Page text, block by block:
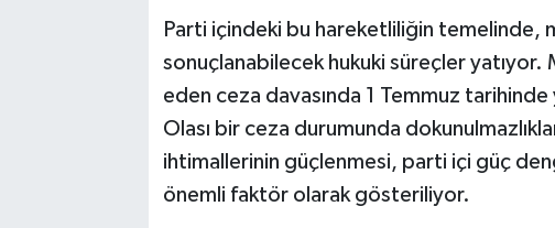
Parti içindeki bu hareketliliğin temelinde,
sonuçlanabilecek hukuki süreçler yatıyor.
eden ceza davasında 1 Temmuz
Olası bir ceza durumunda
ihtimallerinin güçlenmesi, parti içi güç
önemli faktör olarak gösteriliyor.